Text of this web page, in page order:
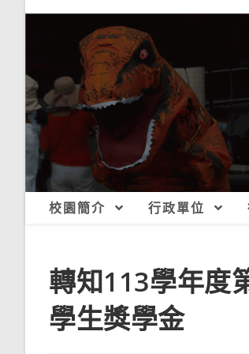
校園簡介 行政單位
轉知113學年度
學生獎學金